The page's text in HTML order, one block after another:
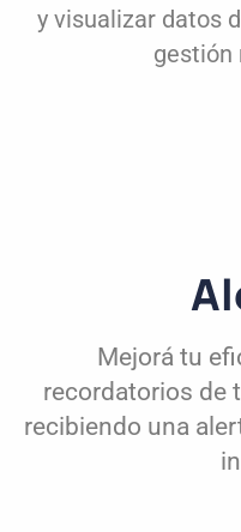
y visualizar datos
gestión
Mejorá tu
recordatorios de
recibiendo una